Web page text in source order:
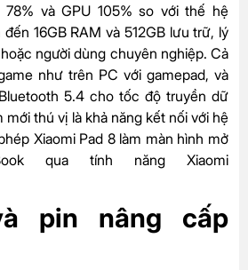
và GPU 105% so với thế hệ
16GB RAM và 512GB lưu trữ, lý
người dùng chuyên nghiệp. Cả
như trên PC với gamepad, và
5.4 cho tốc độ truyền dữ
mới thú vị là khả năng kết nối với hệ
Xiaomi Pad 8 làm màn hình mở
qua tính năng Xiaomi
pin nâng cấp